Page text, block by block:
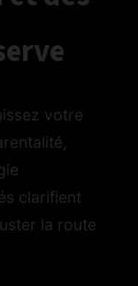
votre
clarifient
la route